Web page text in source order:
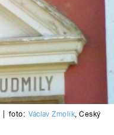
foto: Václav Žmolík,Český